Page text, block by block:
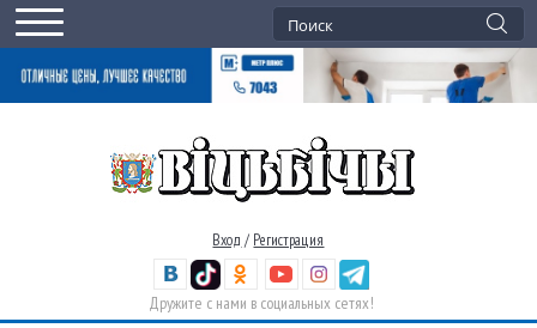
Вход / Регистрация
Дружите с нами в социальных сетях!